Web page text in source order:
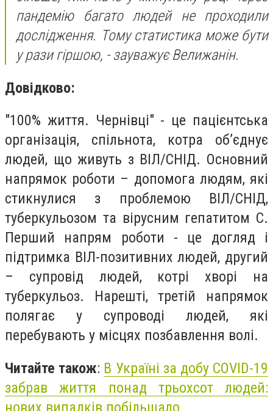
пандемію багато людей не проходили
дослідження. Тому статистика може бути
у рази гіршою, - зауважує Велижанін.
Довідково:
"100% життя. Чернівці" - це пацієнтська
організація, спільнота, котра об’єднує
людей, що живуть з ВІЛ/СНІД. Основний
напрямок роботи – допомога людям, які
стикнулися з проблемою ВІЛ/СНІД,
туберкульозом та вірусним гепатитом С.
Перший напрям роботи - це догляд і
підтримка ВІЛ-позитивних людей, другий
– супровід людей, котрі хворі на
туберкульоз. Нарешті, третій напрямок
полягає у супроводі людей, які
перебувають у місцях позбавлення волі.
Читайте також: В Україні за добу COVID-19
забрав життя понад трьохсот людей:
нових випадків побільшало